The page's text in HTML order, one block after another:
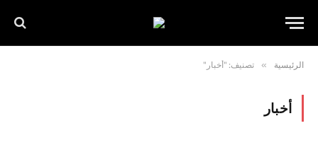
الرئيسية » تصنيف: "أخبار"
أخبار